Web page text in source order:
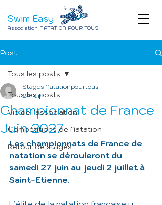
Swim Easy
Association NATATION POUR TOUS
Post
Tous les posts
Vie de l'association
Compétitions de Natation
Retour de stages
Tous les posts
Championnat de France
Juin 2027
Stages Natationpourtous
24 juin
Les championnats de France de
natation se dérouleront du
samedi 27 juin au jeudi 2 juillet à
Saint-Etienne.